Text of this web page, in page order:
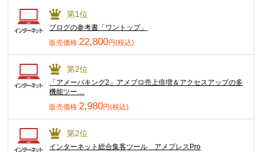
第1位
ブログの参考書「ワントップ」
販売価格:22,800円(税込)
第2位
「アメーバキング2」アメブロ売上倍増＆アクセスアップの多
機能ツー…
販売価格:2,980円(税込)
第2位
インターネット総合集客ツール アメプレスPro